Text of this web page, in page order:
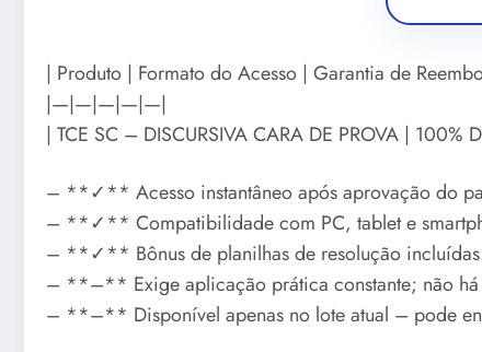
| Produto | Formato do Acesso | Garantia de
|—|—|—|—|—|
| TCE SC – DISCURSIVA CARA DE PROVA |
– **✓** Acesso instantâneo após aprovação do
– **✓** Compatibilidade com PC, tablet e
– **✓** Bônus de planilhas de resolução
– **–** Exige aplicação prática constante; não há
– **–** Disponível apenas no lote atual – pode